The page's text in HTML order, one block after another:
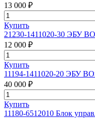
13 000 ₽
Купить
21230-1411020-30 ЭБУ
12 000 ₽
Купить
11194-1411020-20 ЭБУ
40 000 ₽
Купить
11180-6512010 Блок